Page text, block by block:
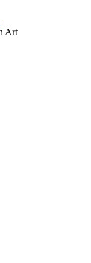
Art